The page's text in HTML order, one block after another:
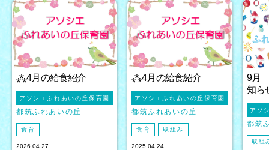
⁂4月の給食紹介
アソシエふれあいの丘保育園
都筑ふれあいの丘
食育
2026.04.27
⁂4月の給食紹介
アソシエふれあいの丘保育園
都筑ふれあいの丘
食育 取組み
2025.04.24
9月
知ら
アソ
都筑
取組